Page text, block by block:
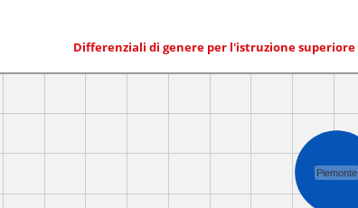
Differenziali di genere per l'istruzione superiore
Piemonte